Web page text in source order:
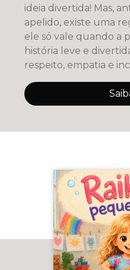
ideia divertida! Mas, antes de escolher um
apelido, existe uma
ele só vale quando a
história leve e
respeito, empatia e